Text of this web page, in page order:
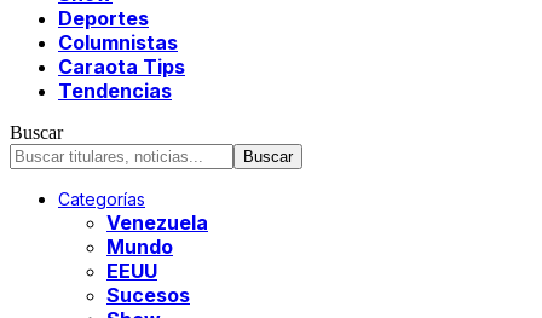
Deportes
Columnistas
Caraota Tips
Tendencias
Buscar
Categorías
Venezuela
Mundo
EEUU
Sucesos